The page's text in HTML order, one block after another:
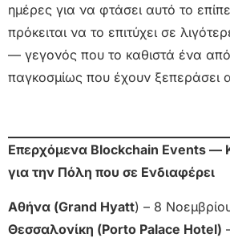
ημέρες για να φτάσει αυτό το
πρόκειται να το επιτύχει σε
— γεγονός που το καθιστά ένα από
παγκοσμίως που έχουν ξεπεράσει
Επερχόμενα Blockchain Events —
για την Πόλη που σε Ενδιαφέρει
Αθήνα (Grand Hyatt) – 8
Θεσσαλονίκη (Porto Palace Hotel)